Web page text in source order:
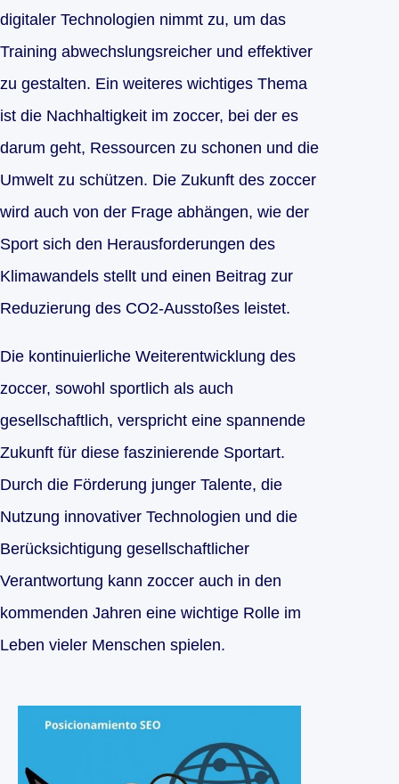
digitaler Technologien nimmt zu, um das
Training abwechslungsreicher und effektiver
zu gestalten. Ein weiteres wichtiges Thema
ist die Nachhaltigkeit im zoccer, bei der es
darum geht, Ressourcen zu schonen und die
Umwelt zu schützen. Die Zukunft des zoccer
wird auch von der Frage abhängen, wie der
Sport sich den Herausforderungen des
Klimawandels stellt und einen Beitrag zur
Reduzierung des CO2-Ausstoßes leistet.
Die kontinuierliche Weiterentwicklung des
zoccer, sowohl sportlich als auch
gesellschaftlich, verspricht eine spannende
Zukunft für diese faszinierende Sportart.
Durch die Förderung junger Talente, die
Nutzung innovativer Technologien und die
Berücksichtigung gesellschaftlicher
Verantwortung kann zoccer auch in den
kommenden Jahren eine wichtige Rolle im
Leben vieler Menschen spielen.